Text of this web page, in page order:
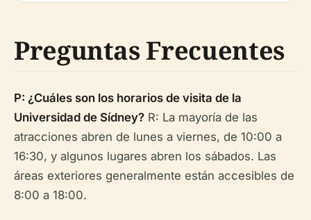
Preguntas Frecuentes
P: ¿Cuáles son los horarios de visita de la
Universidad de Sídney? R: La mayoría de las
atracciones abren de lunes a viernes, de 10:00 a
16:30, y algunos lugares abren los sábados. Las
áreas exteriores generalmente están accesibles de
8:00 a 18:00.